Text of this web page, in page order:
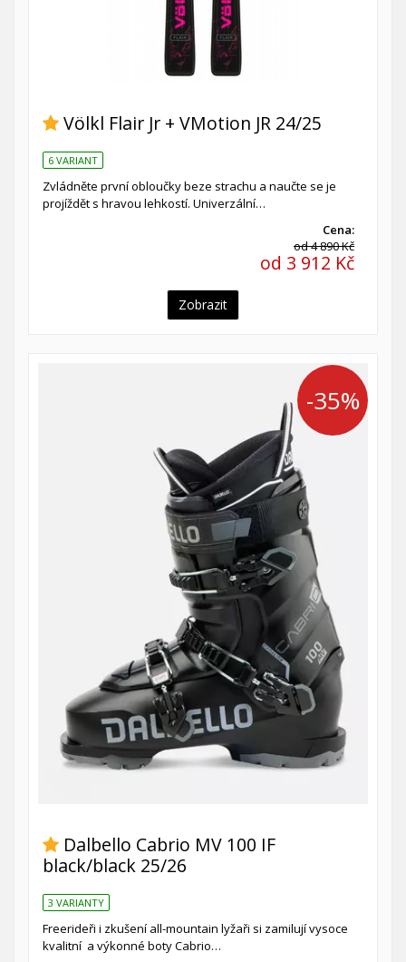
Völkl Flair Jr + VMotion JR 24/25
6 VARIANT
Zvládněte první obloučky beze strachu a naučte se je
projíždět s hravou lehkostí. Univerzální…
Cena:
od 4 890 Kč
od 3 912 Kč
Zobrazit
-35%
Dalbello Cabrio MV 100 IF
black/black 25/26
3 VARIANTY
Freerideři i zkušení all-mountain lyžaři si zamilují vysoce
kvalitní a výkonné boty Cabrio…